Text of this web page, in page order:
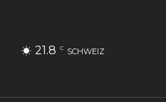
21.8 C SCHWEIZ